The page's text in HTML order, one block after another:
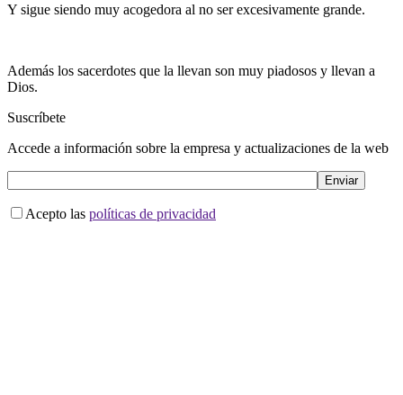
Y sigue siendo muy acogedora al no ser excesivamente grande.
Además los sacerdotes que la llevan son muy piadosos y llevan a
Dios.
Suscríbete
Accede a información sobre la empresa y actualizaciones de la web
Acepto las políticas de privacidad